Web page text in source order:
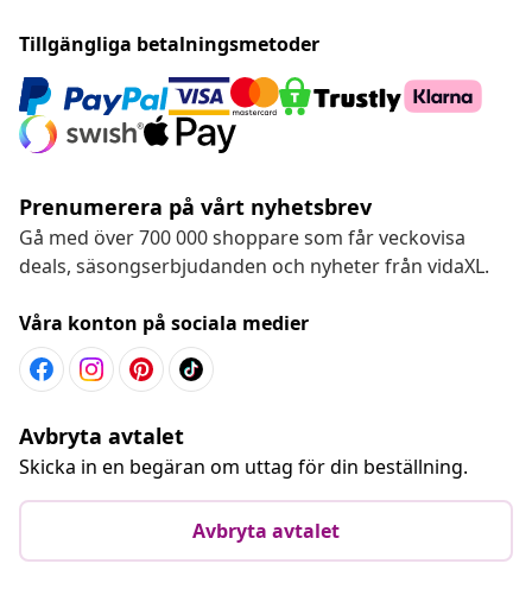
Tillgängliga betalningsmetoder
Prenumerera på vårt nyhetsbrev
Gå med över 700 000 shoppare som får veckovisa
deals, säsongserbjudanden och nyheter från vidaXL.
Våra konton på sociala medier
Avbryta avtalet
Skicka in en begäran om uttag för din beställning.
Avbryta avtalet